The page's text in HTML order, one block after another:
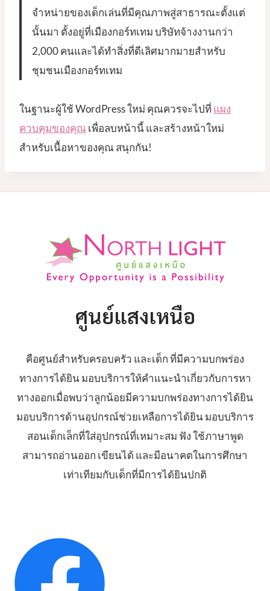
จำหน่ายของเด็กเล่นที่มีคุณภาพสู่สาธารณะตั้งแต่
นั้นมา ตั้งอยู่ที่เมืองกอร์ทเทม บริษัทจ้างงานกว่า
2,000 คนและได้ทำสิ่งที่ดีเลิศมากมายสำหรับ
ชุมชนเมืองกอร์ทเทม
ในฐานะผู้ใช้ WordPress ใหม่ คุณควรจะไปที่ แผง
ควบคุมของคุณ เพื่อลบหน้านี้ และสร้างหน้าใหม่
สำหรับเนื้อหาของคุณ สนุกกัน!
ศูนย์แสงเหนือ
คือศูนย์สำหรับครอบครัว และเด็ก ที่มีความบกพร่อง
ทางการได้ยิน มอบบริการให้คำแนะนำเกี่ยวกับการหา
ทางออกเมื่อพบว่าลูกน้อยมีความบกพร่องทางการได้ยิน
มอบบริการด้านอุปกรณ์ช่วยเหลือการได้ยิน มอบบริการ
สอนเด็กเล็กที่ใส่อุปกรณ์ที่เหมาะสม ฟัง ใช้ภาษาพูด
สามารถอ่านออก เขียนได้ และมีอนาคตในการศึกษา
เท่าเทียมกับเด็กที่มีการได้ยินปกติ